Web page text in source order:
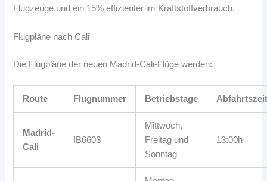
Flugzeuge und ein 15% effizienter im Kraftstoffverbrauch.
Flugpläne nach Cali
Die Flugpläne der neuen Madrid-Cali-Flüge werden:
Route Flugnummer Betriebstage
Madrid-
Cali
IB6603
Mittwoch,
Freitag und
Sonntag
13:00h